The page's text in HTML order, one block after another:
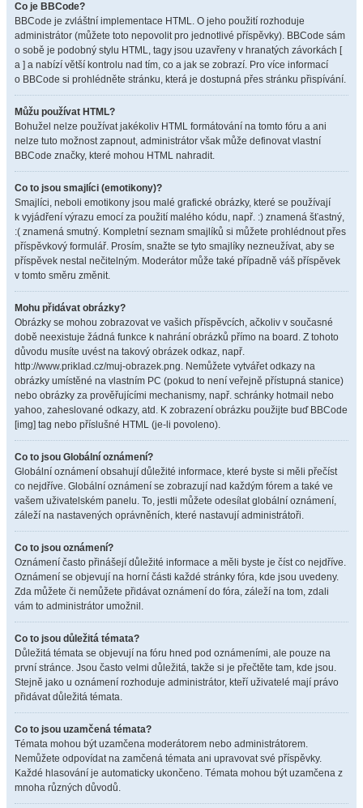
Co je BBCode?
BBCode je zvláštní implementace HTML. O jeho použití rozhoduje
administrátor (můžete toto nepovolit pro jednotlivé příspěvky). BBCode sám
o sobě je podobný stylu HTML, tagy jsou uzavřeny v hranatých závorkách [
a ] a nabízí větší kontrolu nad tím, co a jak se zobrazí. Pro více informací
o BBCode si prohlédněte stránku, která je dostupná přes stránku přispívání.
Můžu používat HTML?
Bohužel nelze používat jakékoliv HTML formátování na tomto fóru a ani
nelze tuto možnost zapnout, administrátor však může definovat vlastní
BBCode značky, které mohou HTML nahradit.
Co to jsou smajlíci (emotikony)?
Smajlíci, neboli emotikony jsou malé grafické obrázky, které se používají
k vyjádření výrazu emocí za použití malého kódu, např. :) znamená šťastný,
:( znamená smutný. Kompletní seznam smajlíků si můžete prohlédnout přes
příspěvkový formulář. Prosím, snažte se tyto smajlíky nezneužívat, aby se
příspěvek nestal nečitelným. Moderátor může také případně váš příspěvek
v tomto směru změnit.
Mohu přidávat obrázky?
Obrázky se mohou zobrazovat ve vašich příspěvcích, ačkoliv v současné
době neexistuje žádná funkce k nahrání obrázků přímo na board. Z tohoto
důvodu musíte uvést na takový obrázek odkaz, např.
http://www.priklad.cz/muj-obrazek.png. Nemůžete vytvářet odkazy na
obrázky umístěné na vlastním PC (pokud to není veřejně přístupná stanice)
nebo obrázky za prověřujícími mechanismy, např. schránky hotmail nebo
yahoo, zaheslované odkazy, atd. K zobrazení obrázku použijte buď BBCode
[img] tag nebo příslušné HTML (je-li povoleno).
Co to jsou Globální oznámení?
Globální oznámení obsahují důležité informace, které byste si měli přečíst
co nejdříve. Globální oznámení se zobrazují nad každým fórem a také ve
vašem uživatelském panelu. To, jestli můžete odesílat globální oznámení,
záleží na nastavených oprávněních, které nastavují administrátoři.
Co to jsou oznámení?
Oznámení často přinášejí důležité informace a měli byste je číst co nejdříve.
Oznámení se objevují na horní části každé stránky fóra, kde jsou uvedeny.
Zda můžete či nemůžete přidávat oznámení do fóra, záleží na tom, zdali
vám to administrátor umožnil.
Co to jsou důležitá témata?
Důležitá témata se objevují na fóru hned pod oznámeními, ale pouze na
první stránce. Jsou často velmi důležitá, takže si je přečtěte tam, kde jsou.
Stejně jako u oznámení rozhoduje administrátor, kteří uživatelé mají právo
přidávat důležitá témata.
Co to jsou uzamčená témata?
Témata mohou být uzamčena moderátorem nebo administrátorem.
Nemůžete odpovídat na zamčená témata ani upravovat své příspěvky.
Každé hlasování je automaticky ukončeno. Témata mohou být uzamčena z
mnoha různých důvodů.